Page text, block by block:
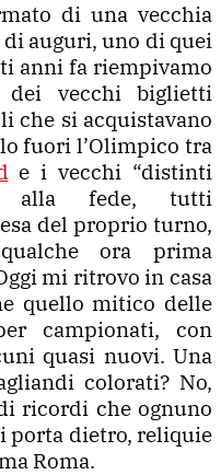
di una vecchia
auguri, uno di quei
anni fa riempivamo
vecchi biglietti
che si acquistavano
fuori l’Olimpico tra
e i vecchi “distinti
alla fede, tutti
del proprio turno,
ora prima
mi ritrovo in casa
quello mitico delle
campionati, con
quasi nuovi. Una
colorati? No,
ricordi che ognuno
porta dietro, reliquie
Roma.